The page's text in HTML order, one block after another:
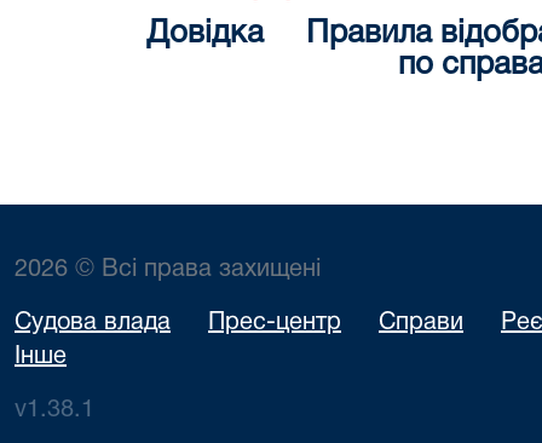
Довідка
Правила
по
2026 © Всі права захищені
Судова влада Прес-центр Справи
Інше
v1.38.1